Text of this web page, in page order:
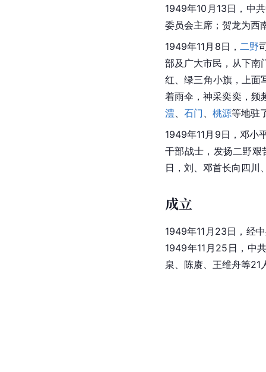
1949年10月13日，中
委员会主席；贺龙为西
1949年11月8日， 二野
部及广大市民，从下南
红、绿三角小旗，上面
着雨伞，神采奕奕，频
澧、 石门、 桃源等地驻
1949年11月9日，邓小
干部战士，发扬二野艰
日，刘、邓首长向 四川
成立
1949年11月23日，经
1949年11月25日，中
泉、陈赓、王维舟等21